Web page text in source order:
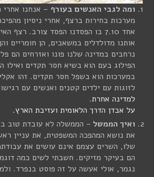
ומה לגבי האנשים בעורף
מערכות בחירות ברצף, אחרי ניסיון
אחד 7.10 בו הפסדנו הפסד צורב. רצף
אותנו מדולדלים במשאבים, הן חומריים
נרחבים במדינה שלנו פונו ואזרחים הם
הפילוג בעם הוא בשיא חסר תקדים ואילו
במערכות הוא בשפל חסר תקדים. זהו
לזוגות עם ילדים קטנים ואנשים עם
למדינה אחרת.
על אבדן הדרך הלאומית ועזיבת הארץ.
ואיך הממשל – הממשלה לא עובדת טוב
את נושא המהפכה המשפטית, את עניין
שלו, השרים עצמם אינם עושים את
הם בעיקר מזיקים. חשבתי לשים כמה
נגמר, אולי אעשה על זה פוסט בנפרד.